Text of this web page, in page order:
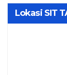
Lokasi SIT